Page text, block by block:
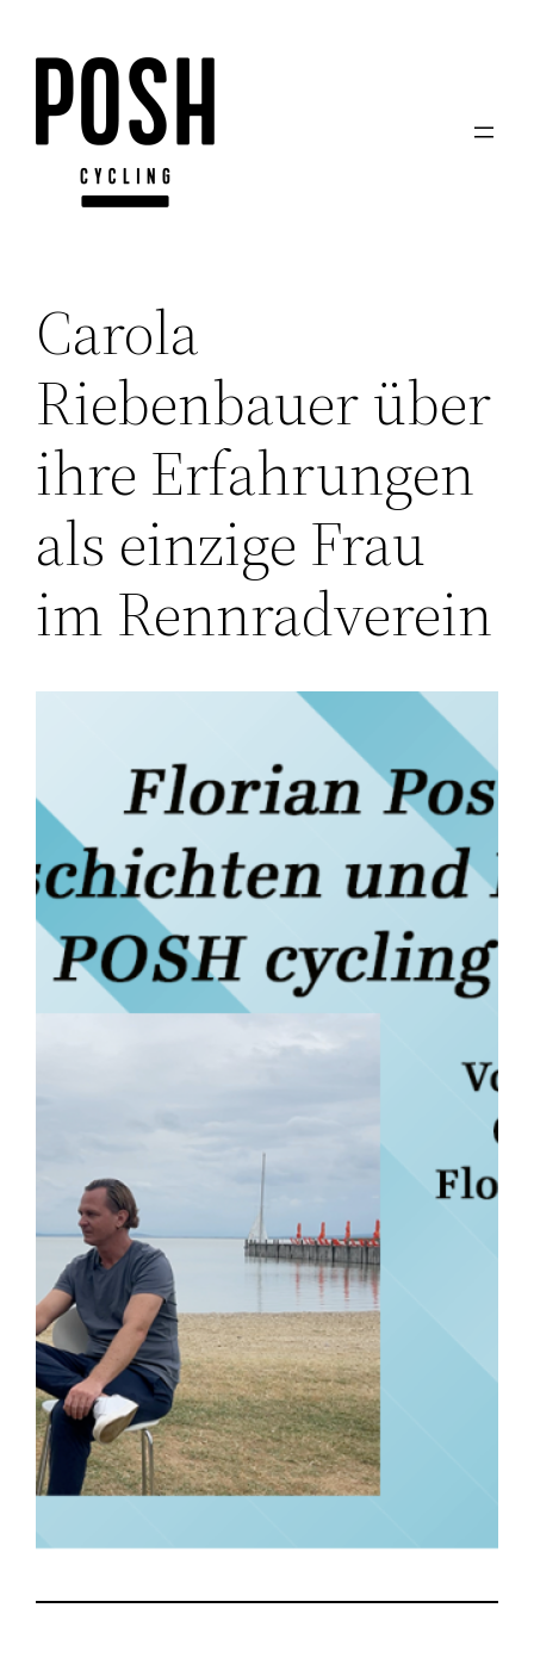
Inhalt
springen
Carola
Riebenbauer über
ihre Erfahrungen
als einzige Frau
im Rennradverein